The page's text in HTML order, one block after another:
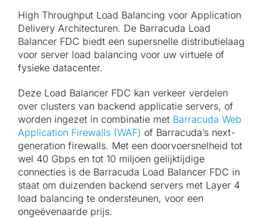
High Throughput Load Balancing voor Application
Delivery Architecturen. De Barracuda Load
Balancer FDC biedt een supersnelle distributielaag
voor server load balancing voor uw virtuele of
fysieke datacenter.
Deze Load Balancer FDC kan verkeer verdelen
over clusters van backend applicatie servers, of
worden ingezet in combinatie met Barracuda Web
Application Firewalls (WAF) of Barracuda’s next-
generation firewalls. Met een doorvoersnelheid tot
wel 40 Gbps en tot 10 miljoen gelijktijdige
connecties is de Barracuda Load Balancer FDC in
staat om duizenden backend servers met Layer 4
load balancing te ondersteunen, voor een
ongeëvenaarde prijs.